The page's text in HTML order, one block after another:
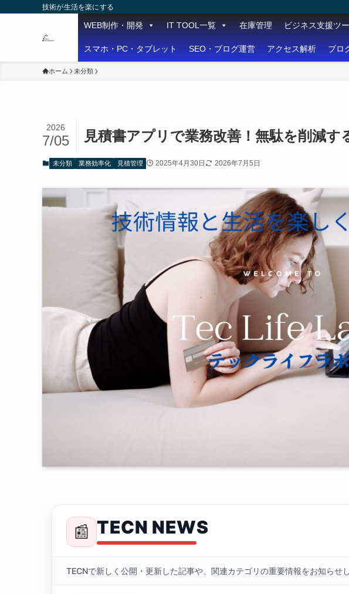
技術が生活を楽にする
WEB制作・開発 IT TOOL一覧 在庫管理 ビジネス支援ツ
スマホ・PC・タブレット SEO・ブログ運営 アクセス解析 ブロ
ホーム 未分類
見積書アプリで業務改善！無駄を削減す
2026
7/05
未分類 業務効率化 見積管理 2025年4月30日 2026年7月5日
📰 TECN NEWS
TECNで新しく公開・更新した記事や、関連カテゴリの重要情報をお知らせし